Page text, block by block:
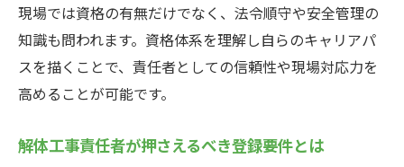
れ
作業主任者講習が現場で活きる理由
解体工事現場で作業主任者講習が役立つ場
面
現場では資格の有無だけでなく、法令順守や安全管理の
知識も問われます。資格体系を理解し自らのキャリアパ
スを描くことで、責任者としての信頼性や現場対応力を
高めることが可能です。
解体工事責任者が押さえるべき登録要件とは